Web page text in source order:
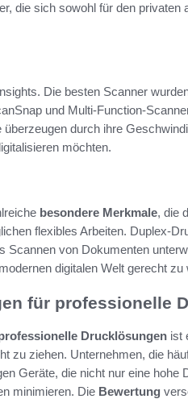
die sich sowohl für den privaten
Die besten Scanner
und Multi-Function-
durch ihre
möchten.
besondere Merkmale, die
flexibles Arbeiten. Duplex-
Scannen von Dokumenten
digitalen Welt gerecht zu
für professionelle
Drucklösungen ist
zu ziehen. Unternehmen, die
Geräte, die nicht nur eine hohe
minimieren. Die Bewertung